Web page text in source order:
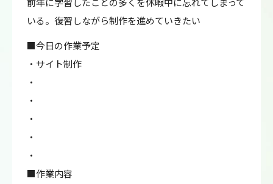
いる。復習しながら制作を進めていきたい
■今日の作業予定
・サイト制作
・
・
・
・
・
■作業内容